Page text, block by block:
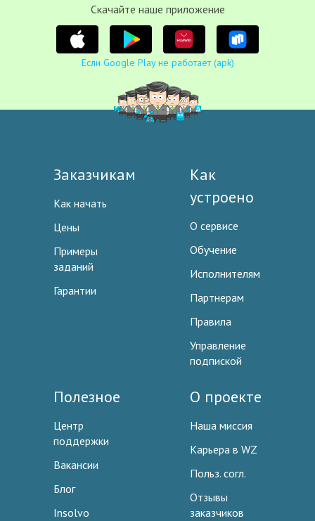
Cкачайте наше приложение
Если Google Play не работает (apk)
Заказчикам
Как начать
Цены
Примеры
заданий
Гарантии
Как
устроено
О сервисе
Обучение
Исполнителям
Партнерам
Правила
Управление
подпиской
Полезное
Центр
поддержки
Вакансии
Блог
Insolvo
О проекте
Наша миссия
Карьера в WZ
Польз. согл.
Отзывы
заказчиков